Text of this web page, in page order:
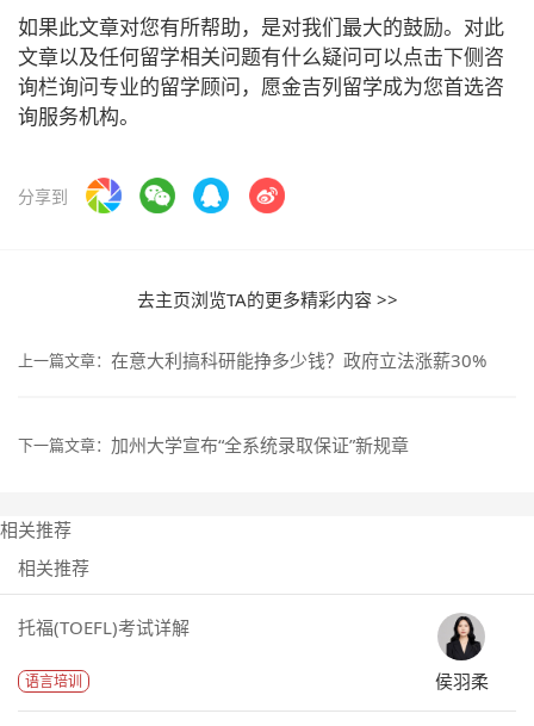
如果此文章对您有所帮助，是对我们最大的鼓励。对此
文章以及任何留学相关问题有什么疑问可以点击下侧咨
询栏询问专业的留学顾问，愿金吉列留学成为您首选咨
询服务机构。
分享到
去主页浏览TA的更多精彩内容 >>
上一篇文章： 在意大利搞科研能挣多少钱？政府立法涨薪30%
下一篇文章： 加州大学宣布“全系统录取保证”新规章
相关推荐
相关推荐
托福(TOEFL)考试详解
语言培训 侯羽柔